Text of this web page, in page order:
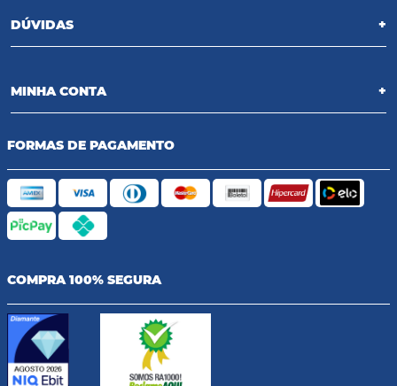
DÚVIDAS +
MINHA CONTA +
FORMAS DE PAGAMENTO
COMPRA 100% SEGURA